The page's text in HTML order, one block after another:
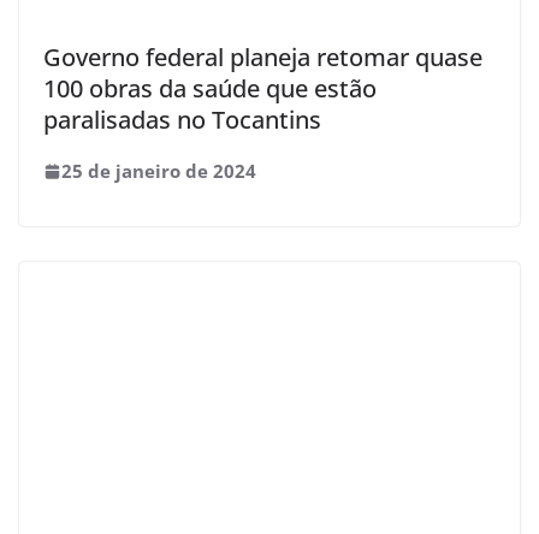
Governo federal planeja retomar quase
100 obras da saúde que estão
paralisadas no Tocantins
25 de janeiro de 2024